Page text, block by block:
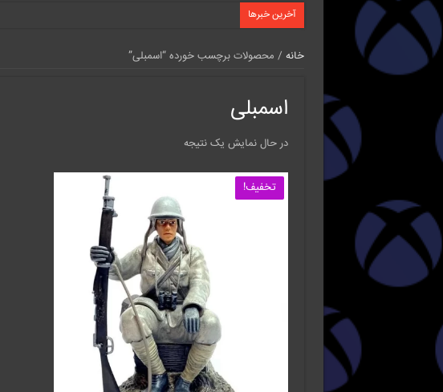
آخرین خبرها
خانه / محصولات برچسب خورده “اسمبلی”
اسمبلی
در حال نمایش یک نتیجه
تخفیف!